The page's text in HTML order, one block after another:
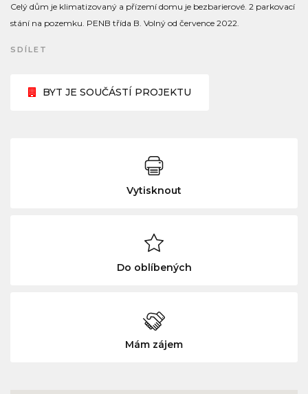
Celý dům je klimatizovaný a přízemí domu je bezbarierové. 2 parkovací
stání na pozemku. PENB třída B. Volný od července 2022.
SDÍLET
BYT JE SOUČÁSTÍ PROJEKTU
Vytisknout
Do oblíbených
Mám zájem